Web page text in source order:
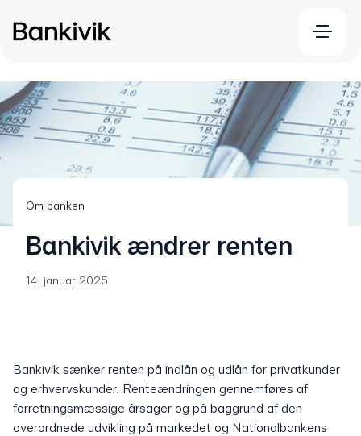
Om banken
Bankivik ændrer renten
14. januar 2025
Bankivik sænker renten på indlån og udlån for privatkunder
og erhvervskunder. Renteændringen gennemføres af
forretningsmæssige årsager og på baggrund af den
overordnede udvikling på markedet og Nationalbankens